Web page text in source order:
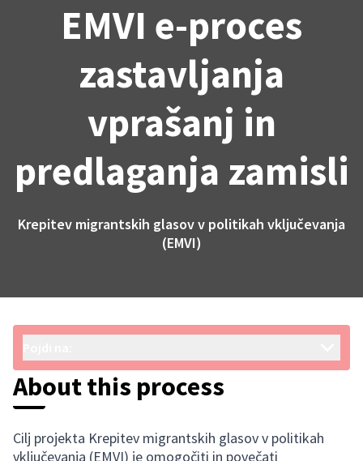
EMVI e-proces
zastavljanja
vprašanj in
predlaganja zamisli
Krepitev migrantskih glasov v politikah vključevanja
(EMVI)
About this process
Cilj projekta Krepitev migrantskih glasov v politikah
vključevanja (EMVI) je omogočiti in povečati